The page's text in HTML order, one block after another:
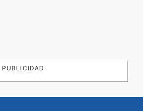
PUBLICIDAD